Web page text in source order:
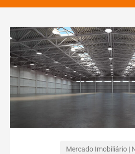
Mercado Imobiliário|